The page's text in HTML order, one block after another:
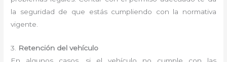
la seguridad de que estás cumpliendo con la normativa
vigente.
3.
Retención del vehículo